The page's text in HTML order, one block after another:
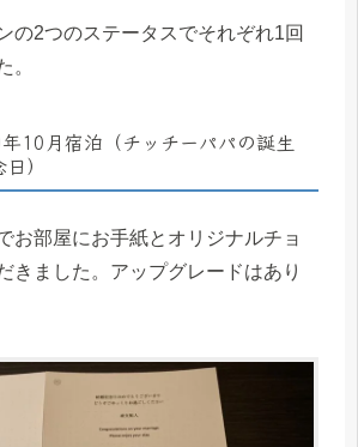
の2つのステータスでそれぞれ1回
。
10月宿泊（チッチーパパの誕生
）
お部屋にお手紙とオリジナルチョ
きました。アップグレードはあり